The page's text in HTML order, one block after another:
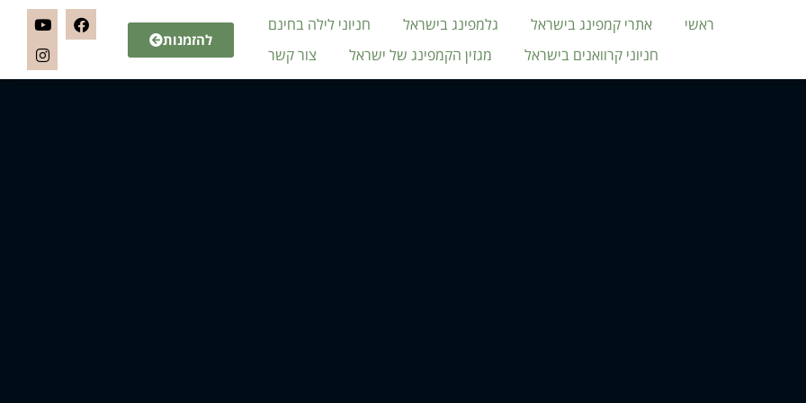
ראשי אתרי קמפינג בישראל גלמפינג בישראל
חניוני לילה בחינם
חניוני קרוואנים בישראל
מגזין הקמפינג של ישראל צור קשר
להזמנות